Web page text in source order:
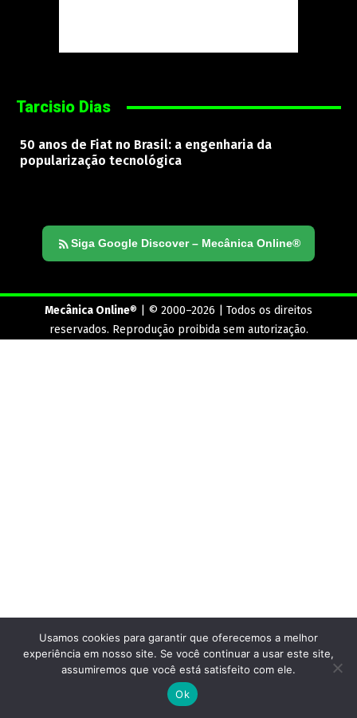
Tarcisio Dias
50 anos de Fiat no Brasil: a engenharia da
popularização tecnológica
Siga Google Discover – Mecânica Online®
Mecânica Online® | © 2000–2026 | Todos os direitos
reservados. Reprodução proibida sem autorização.
Usamos cookies para garantir que oferecemos a melhor
experiência em nosso site. Se você continuar a usar este site,
assumiremos que você está satisfeito com ele.
Ok